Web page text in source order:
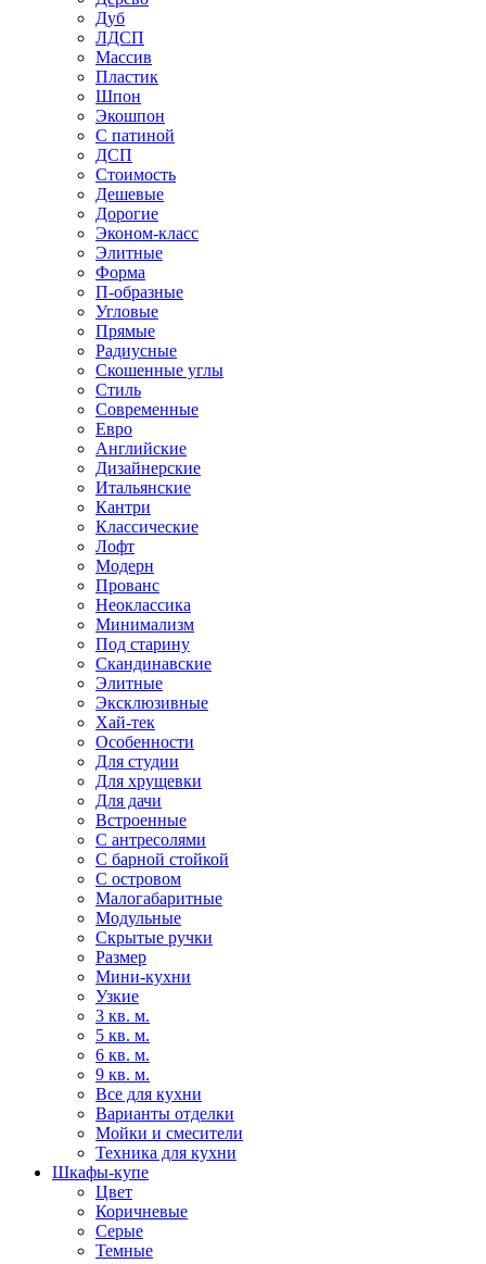
Дуб
ЛДСП
Массив
Пластик
Шпон
Экошпон
С патиной
ДСП
Стоимость
Дешевые
Дорогие
Эконом-класс
Элитные
Форма
П-образные
Угловые
Прямые
Радиусные
Скошенные углы
Стиль
Современные
Евро
Английские
Дизайнерские
Итальянские
Кантри
Классические
Лофт
Модерн
Прованс
Неоклассика
Минимализм
Под старину
Скандинавские
Элитные
Эксклюзивные
Хай-тек
Особенности
Для студии
Для хрущевки
Для дачи
Встроенные
С антресолями
С барной стойкой
С островом
Малогабаритные
Модульные
Скрытые ручки
Размер
Мини-кухни
Узкие
3 кв. м.
5 кв. м.
6 кв. м.
9 кв. м.
Все для кухни
Варианты отделки
Мойки и смесители
Техника для кухни
Шкафы-купе
Цвет
Коричневые
Серые
Темные